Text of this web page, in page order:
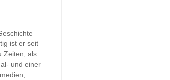
ist er seit
Zeiten, als
und einer